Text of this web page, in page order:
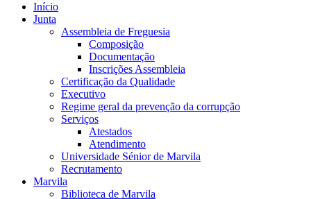
Início
Junta
Assembleia de Freguesia
Composição
Documentação
Inscrições Assembleia
Certificação da Qualidade
Executivo
Regime geral da prevenção da corrupção
Serviços
Atestados
Atendimento
Universidade Sénior de Marvila
Recrutamento
Marvila
Biblioteca de Marvila